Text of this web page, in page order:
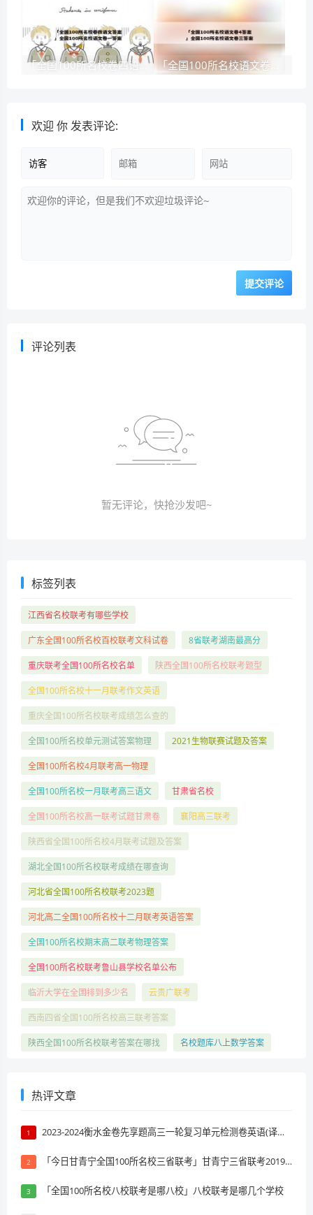
「全国100所名校卷四语文答案」全国100所名校语文卷一答案
欢迎你发表评论:
评论列表
暂无评论，快抢沙发吧~
标签列表
江西省名校联考有哪些学校
广东全国100所名校百校联考文科试卷 8省联考湖南最高分
重庆联考全国100所名校名单 陕西全国100所名校联考题型
全国100所名校十一月联考作文英语
重庆全国100所名校联考成绩怎么查的
全国100所名校单元测试答案物理 2021生物联赛试题及答案
全国100所名校4月联考高一物理
全国100所名校一月联考高三语文 甘肃省名校
全国100所名校高一联考试题甘肃卷 襄阳高三联考
陕西省全国100所名校4月联考试题及答案
湖北全国100所名校联考成绩在哪查询
河北省全国100所名校联考2023题
河北高二全国100所名校十二月联考英语答案
全国100所名校期末高二联考物理答案
全国100所名校联考鲁山县学校名单公布
临沂大学在全国排到多少名 云贵广联考
西南四省全国100所名校高三联考答案
陕西全国100所名校联考答案在哪找 名校题库八上数学答案
热评文章
1 2023-2024衡水金卷先享题高三一轮复习单元检测卷英语(译林版)(一)1试题 答案
2 「今日甘青宁全国100所名校三省联考」甘青宁三省联考2019排名
3 「全国100所名校八校联考是哪八校」八校联考是哪几个学校